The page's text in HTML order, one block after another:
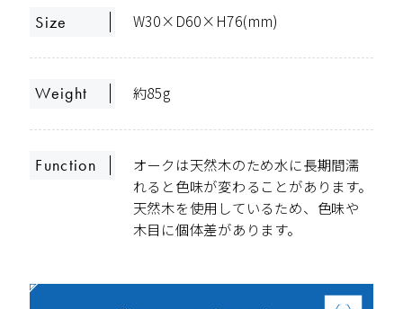
Size W30×D60×H76(mm)
Weight 約85g
Function
オークは天然木のため水に長期間濡
れると色味が変わることがあります。
天然木を使用しているため、色味や
木目に個体差があります。